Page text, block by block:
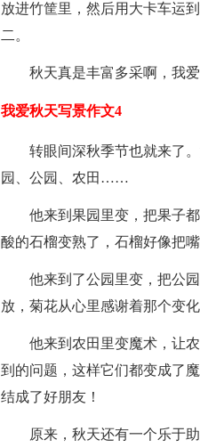
放进竹筐里，然后用大卡车运
二。
秋天真是丰富多采啊，我爱
我爱秋天写景作文4
转眼间深秋季节也就来了
园、公园、农田……
他来到果园里变，把果子
酸的石榴变熟了，石榴好像把
他来到了公园里变，把公
放，菊花从心里感谢着那个变
他来到农田里变魔术，让
到的问题，这样它们都变成了
结成了好朋友！
原来，秋天还有一个乐于